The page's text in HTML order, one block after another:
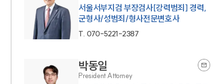
서울서부지검 부장검사[강력범죄] 경력,
군형사/성범죄/형사전문변호사
T. 070-5221-2387
박동일
President Attorney